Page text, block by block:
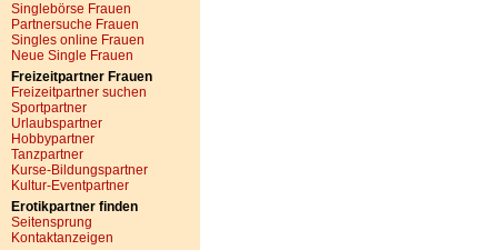
Singlebörse Frauen
Partnersuche Frauen
Singles online Frauen
Neue Single Frauen
Freizeitpartner Frauen
Freizeitpartner suchen
Sportpartner
Urlaubspartner
Hobbypartner
Tanzpartner
Kurse-Bildungspartner
Kultur-Eventpartner
Erotikpartner finden
Seitensprung
Kontaktanzeigen